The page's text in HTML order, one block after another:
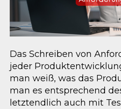
Das Schreiben von
jeder
man weiß, was das
man es entsprechend
letztendlich auch mit